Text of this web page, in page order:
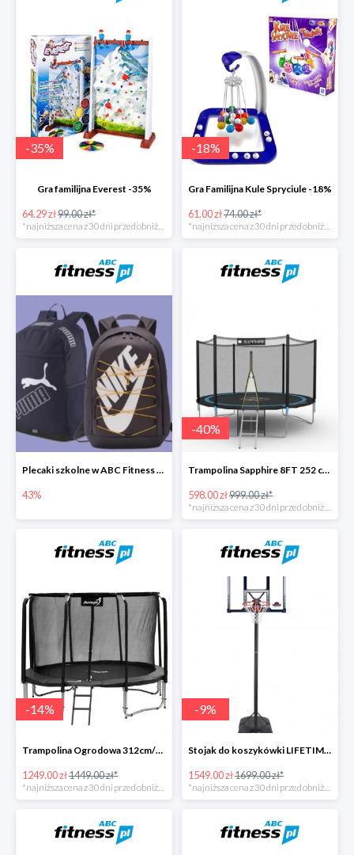
-35%
Gra familijna Everest -35%
64.29 zł99.00 zł*
*najniższa cena z 30 dni przed obniżką
-18%
Gra Familijna Kule Spryciule -18%
61.00 zł74.00 zł*
*najniższa cena z 30 dni przed obniżką
Plecaki szkolne w ABC Fitness -43%
43%
-40%
Trampolina Sapphire 8FT 252 cm + drabinka GRATISY
598.00 zł999.00 zł*
-14%
Trampolina Ogrodowa 312cm/10FT Czarna z Wewnętrzną Siatką
1249.00 zł1449.00 zł*
*najniższa cena z 30 dni przed obniżką
-9%
Stojak do koszykówki LIFETIME BOSTON 90001
1549.00 zł1699.00 zł*
*najniższa cena z 30 dni przed obniżką